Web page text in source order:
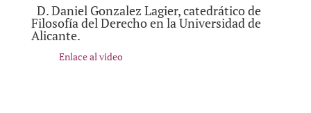
D. Daniel Gonzalez Lagier, catedrático de
Filosofía del Derecho en la Universidad de
Alicante.
Enlace al video